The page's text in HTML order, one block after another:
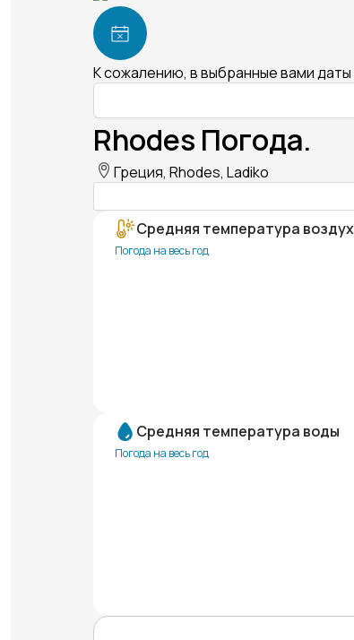
К сожалению, в выбранные вами
Rhodes Погода.
Греция, Rhodes, Ladiko
Средняя температура
Погода на весь год
Средняя температура воды
Погода на весь год